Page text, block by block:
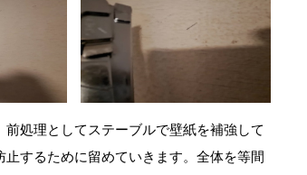
処理としてステーブルで壁紙を補強して
するために留めていきます。全体を等間